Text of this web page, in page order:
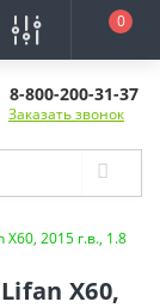
0
8-800-200-31-37
Заказать звонок
X60, 2015 г.в., 1.8
X60,